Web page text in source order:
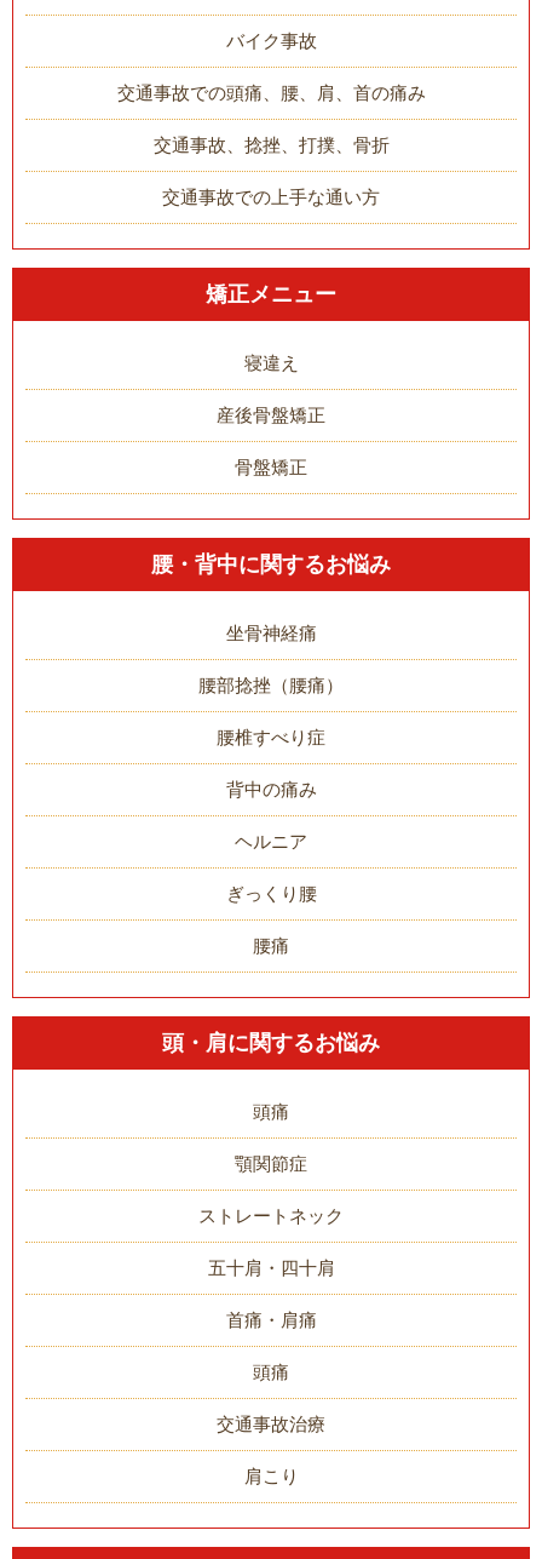
バイク事故
交通事故での頭痛、腰、肩、首の痛み
交通事故、捻挫、打撲、骨折
交通事故での上手な通い方
矯正メニュー
寝違え
産後骨盤矯正
骨盤矯正
腰・背中に関するお悩み
坐骨神経痛
腰部捻挫（腰痛）
腰椎すべり症
背中の痛み
ヘルニア
ぎっくり腰
腰痛
頭・肩に関するお悩み
頭痛
顎関節症
ストレートネック
五十肩・四十肩
首痛・肩痛
頭痛
交通事故治療
肩こり